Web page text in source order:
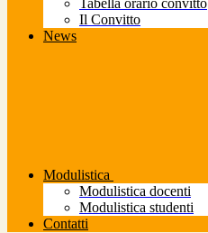
Tabella orario convitto
Il Convitto
News
Modulistica
Modulistica docenti
Modulistica studenti
Contatti